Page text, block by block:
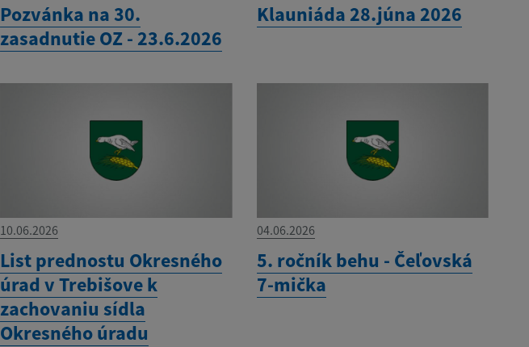
Pozvánka na 30.
zasadnutie OZ - 23.6.2026
Klauniáda 28.júna 2026
10.06.2026
List prednostu Okresného
úrad v Trebišove k
zachovaniu sídla
Okresného úradu
04.06.2026
5. ročník behu - Čeľovská
7-mička